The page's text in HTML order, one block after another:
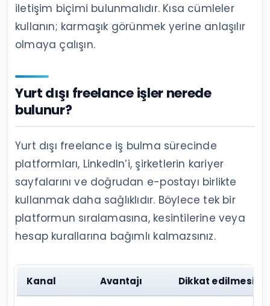
iletişim biçimi bulunmalıdır. Kısa cümleler
kullanın; karmaşık görünmek yerine anlaşılır
olmaya çalışın.
Yurt dışı freelance işler nerede
bulunur?
Yurt dışı freelance iş bulma sürecinde
platformları, LinkedIn’i, şirketlerin kariyer
sayfalarını ve doğrudan e-postayı birlikte
kullanmak daha sağlıklıdır. Böylece tek bir
platformun sıralamasına, kesintilerine veya
hesap kurallarına bağımlı kalmazsınız.
Kanal Avantajı Dikkat edilmesi